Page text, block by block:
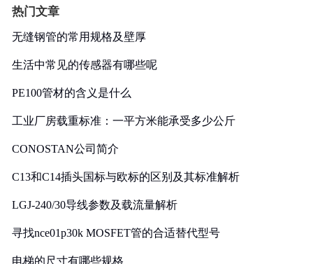
热门文章
无缝钢管的常用规格及壁厚
生活中常见的传感器有哪些呢
PE100管材的含义是什么
工业厂房载重标准：一平方米能承受多少公斤
CONOSTAN公司简介
C13和C14插头国标与欧标的区别及其标准解析
LGJ-240/30导线参数及载流量解析
寻找nce01p30k MOSFET管的合适替代型号
电梯的尺寸有哪些规格